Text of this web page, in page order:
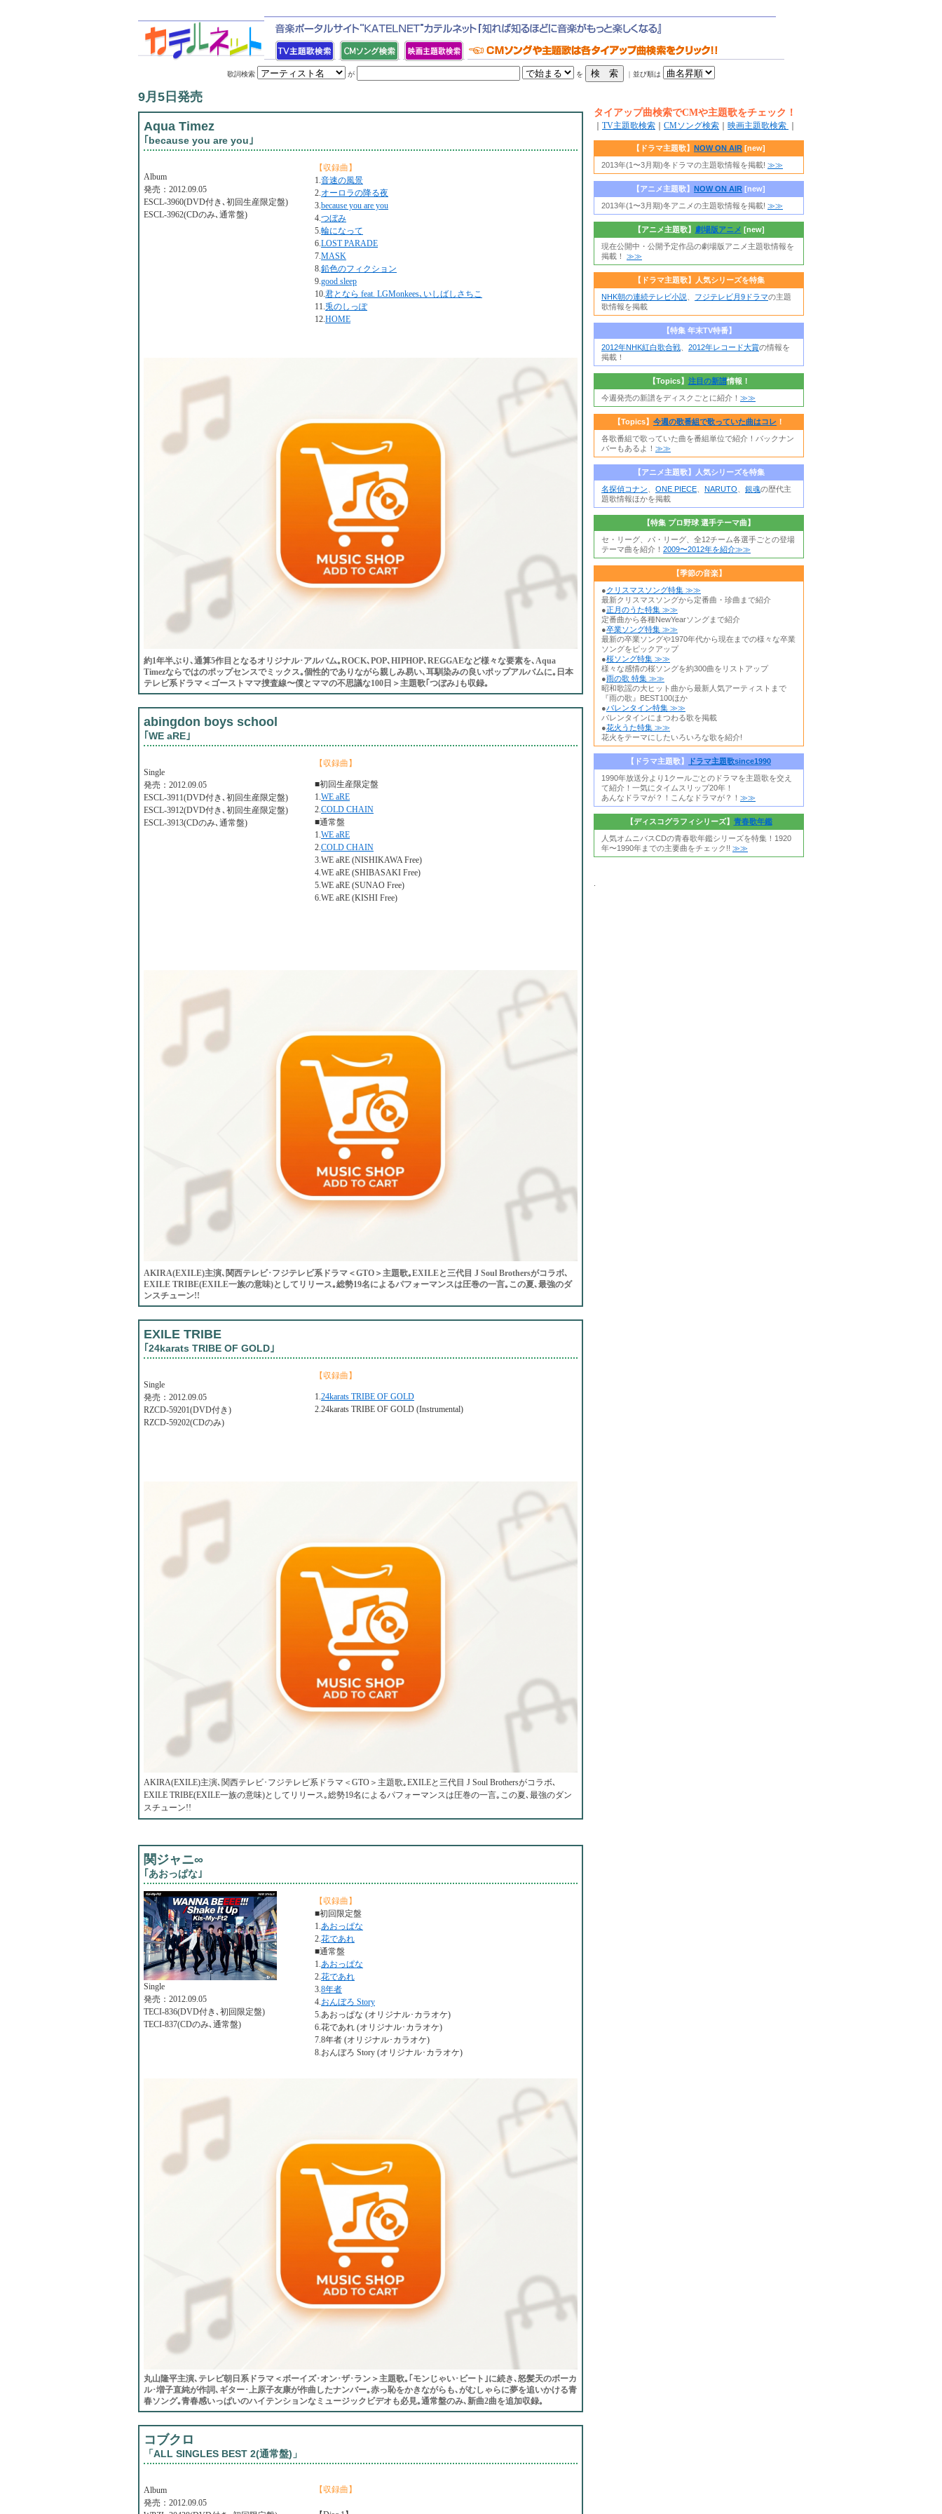
歌詞検索 が を ｜ 並び順は
9月5日発売
Aqua Timez
｢because you are you｣
【収録曲】
1.音速の風景
2.オーロラの降る夜
3.because you are you
4.つぼみ
5.輪になって
6.LOST PARADE
7.MASK
8.鉛色のフィクション
9.good sleep
10.君となら feat. LGMonkees､いしばしさちこ
11.兎のしっぽ
12.HOME
Album
発売：2012.09.05
ESCL-3960(DVD付き､初回生産限定盤)
ESCL-3962(CDのみ､通常盤)
約1年半ぶり､通算5作目となるオリジナル･アルバム｡ROCK､POP､HIPHOP､REGGAEなど様々な要素を､Aqua
Timezならではのポップセンスでミックス｡個性的でありながら親しみ易い､耳馴染みの良いポップアルバムに｡日本
テレビ系ドラマ＜ゴーストママ捜査線〜僕とママの不思議な100日＞主題歌｢つぼみ｣も収録｡
abingdon boys school
｢WE aRE｣
【収録曲】
■初回生産限定盤
1.WE aRE
2.COLD CHAIN
■通常盤
1.WE aRE
2.COLD CHAIN
3.WE aRE (NISHIKAWA Free)
4.WE aRE (SHIBASAKI Free)
5.WE aRE (SUNAO Free)
6.WE aRE (KISHI Free)
Single
発売：2012.09.05
ESCL-3911(DVD付き､初回生産限定盤)
ESCL-3912(DVD付き､初回生産限定盤)
ESCL-3913(CDのみ､通常盤)
AKIRA(EXILE)主演､関西テレビ･フジテレビ系ドラマ＜GTO＞主題歌｡EXILEと三代目 J Soul Brothersがコラボ､
EXILE TRIBE(EXILE一族の意味)としてリリース｡総勢19名によるパフォーマンスは圧巻の一言｡この夏､最強のダ
ンスチューン!!
EXILE TRIBE
｢24karats TRIBE OF GOLD｣
【収録曲】
1.24karats TRIBE OF GOLD
2.24karats TRIBE OF GOLD (Instrumental)
Single
発売：2012.09.05
RZCD-59201(DVD付き)
RZCD-59202(CDのみ)
AKIRA(EXILE)主演､関西テレビ･フジテレビ系ドラマ＜GTO＞主題歌｡EXILEと三代目 J Soul Brothersがコラボ､
EXILE TRIBE(EXILE一族の意味)としてリリース｡総勢19名によるパフォーマンスは圧巻の一言｡この夏､最強のダン
スチューン!!
関ジャニ∞
｢あおっぱな｣
【収録曲】
■初回限定盤
1.あおっぱな
2.花であれ
■通常盤
1.あおっぱな
2.花であれ
3.8年者
4.おんぼろ Story
5.あおっぱな (オリジナル･カラオケ)
6.花であれ (オリジナル･カラオケ)
7.8年者 (オリジナル･カラオケ)
8.おんぼろ Story (オリジナル･カラオケ)
Single
発売：2012.09.05
TECI-836(DVD付き､初回限定盤)
TECI-837(CDのみ､通常盤)
丸山隆平主演､テレビ朝日系ドラマ＜ボーイズ･オン･ザ･ラン＞主題歌｡｢モンじゃい･ビート｣に続き､怒髪天のボーカ
ル･増子直純が作詞､ギター･上原子友康が作曲したナンバー｡赤っ恥をかきながらも､がむしゃらに夢を追いかける青
春ソング｡青春感いっぱいのハイテンションなミュージックビデオも必見｡通常盤のみ､新曲2曲を追加収録｡
コブクロ
「ALL SINGLES BEST 2(通常盤)」
【収録曲】
Album
発売：2012.09.05
タイアップ曲検索でCMや主題歌をチェック！
TV主題歌検索 CMソング検索 映画主題歌検索
【ドラマ主題歌】 NOW ON AIR [new]
2013年(1〜3月期)冬ドラマの主題歌情報を掲載! ≫≫
【アニメ主題歌】 NOW ON AIR [new]
2013年(1〜3月期)冬アニメの主題歌情報を掲載! ≫≫
【アニメ主題歌】 劇場版アニメ [new]
現在公開中・公開予定作品の劇場版アニメ主題歌情報を
掲載！ ≫≫
【ドラマ主題歌】人気シリーズを特集
NHK朝の連続テレビ小説
フジテレビ月9ドラマの主題
歌情報を掲載
【特集 年末TV特番】
2012年NHK紅白歌合戦
2012年レコード大賞の情報を
掲載！
【Topics】 注目の新譜情報！
今週発売の新譜をディスクごとに紹介！ ≫≫
【Topics】 今週の歌番組で歌っていた曲はコレ ！
各歌番組で歌っていた曲を番組単位で紹介！バックナン
バーもあるよ！ ≫≫
【アニメ主題歌】人気シリーズを特集
名探偵コナン
ONE PIECE NARUTO 銀魂の歴代主
題歌情報ほかを掲載
【特集 プロ野球 選手テーマ曲】
セ・リーグ、パ・リーグ、全12チーム各選手ごとの登場
テーマ曲を紹介！ 2009〜2012年を紹介≫≫
【季節の音楽】
●クリスマスソング特集 ≫≫
最新クリスマスソングから定番曲・珍曲まで紹介
●正月のうた特集 ≫≫
定番曲から各種NewYearソングまで紹介
●卒業ソング特集 ≫≫
最新の卒業ソングや1970年代から現在までの様々な卒業
ソングをピックアップ
●桜ソング特集 ≫≫
様々な感情の桜ソングを約300曲をリストアップ
●雨の歌 特集 ≫≫
昭和歌謡の大ヒット曲から最新人気アーティストまで
『雨の歌』BEST100ほか
●バレンタイン特集 ≫≫
バレンタインにまつわる歌を掲載
●花火うた特集 ≫≫
花火をテーマにしたいろいろな歌を紹介!
【ドラマ主題歌】
ドラマ主題歌since1990
1990年放送分より1クールごとのドラマを主題歌を交え
て紹介！一気にタイムスリップ20年！
あんなドラマが？！こんなドラマが？！ ≫≫
【ディスコグラフィシリーズ】 青春歌年鑑
人気オムニバスCDの青春歌年鑑シリーズを特集！1920
年〜1990年までの主要曲をチェック!! ≫≫
.